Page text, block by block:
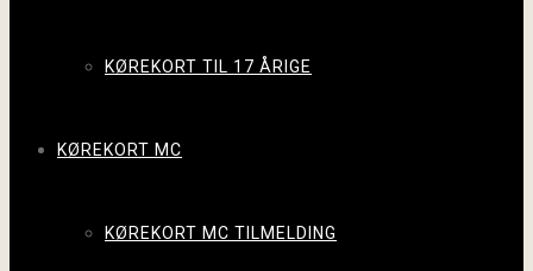
KØREKORT TIL 17 ÅRIGE
KØREKORT MC
KØREKORT MC TILMELDING